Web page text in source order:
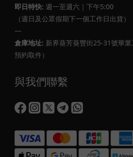
即日特快: 週一至週六｜下午5:00
（週日及公眾假期下一個工作日出貨）
—
倉庫地址: 新界葵芳葵豐街25-31號華
預約取件）
與我們聯繫